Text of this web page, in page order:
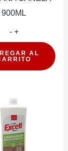
900ML
- LIMPIAPISOS
EXCELL
900ML
cantidad
+
AL